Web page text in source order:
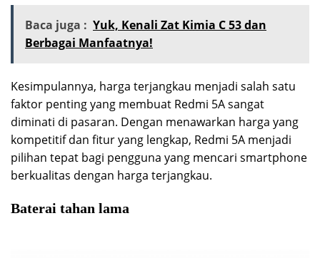
Baca juga : Yuk, Kenali Zat Kimia C 53 dan
Berbagai Manfaatnya!
Kesimpulannya, harga terjangkau menjadi salah satu
faktor penting yang membuat Redmi 5A sangat
diminati di pasaran. Dengan menawarkan harga yang
kompetitif dan fitur yang lengkap, Redmi 5A menjadi
pilihan tepat bagi pengguna yang mencari smartphone
berkualitas dengan harga terjangkau.
Baterai tahan lama